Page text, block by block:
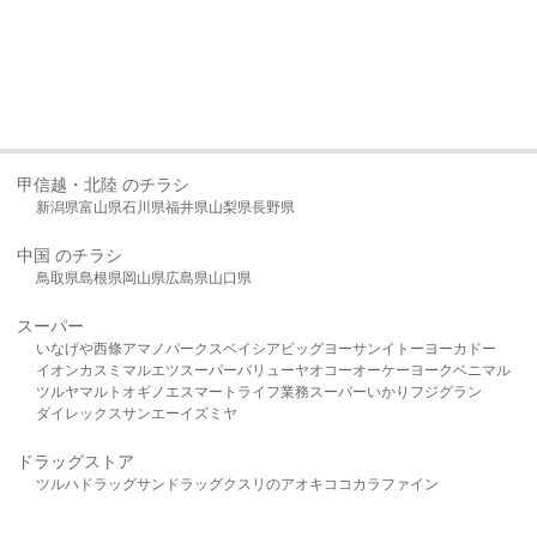
甲信越・北陸 のチラシ
新潟県富山県石川県福井県山梨県長野県
中国 のチラシ
鳥取県島根県岡山県広島県山口県
スーパー
いなげや西條アマノパークスベイシア ビッグヨーサンイトーヨーカドー
イオンカスミ マルエツスーパーバリューヤオコーオーケー ヨークベニマル
ツルヤマルト オギノ エスマート ライフ業務スーパーいかり フジグラン
ダイレックスサンエーイズミヤ
ドラッグストア
ツルハドラッグサンドラッグクスリのアオキ ココカラファイン